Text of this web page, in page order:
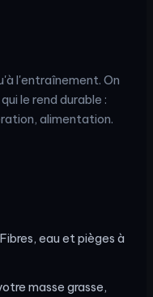
l'entraînement. On
le rend durable :
alimentation.
eau et pièges à
masse grasse,